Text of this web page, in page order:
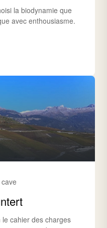
la biodynamie que
avec enthousiasme.
cahier des charges